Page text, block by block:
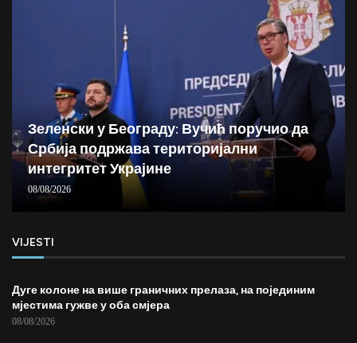
Зеленски у Београду: Вучић поручио да
Србија подржава територијални
интегритет Украјине
08/08/2026
VIJESTI
Дуге колоне на више граничних прелаза, на појединим
мјестима гужве у оба смјера
08/08/2026